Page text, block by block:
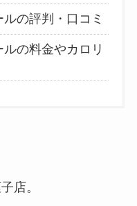
の評判・口コミ
の料金やカロリ
店。